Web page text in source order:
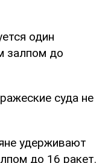
один
залпом до
суда не
удерживают
до 16 ракет.